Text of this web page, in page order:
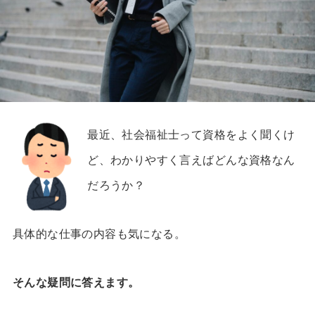
最近、社会福祉士って資格をよく聞くけ
ど、わかりやすく言えばどんな資格なん
だろうか？
具体的な仕事の内容も気になる。
そんな疑問に答えます。